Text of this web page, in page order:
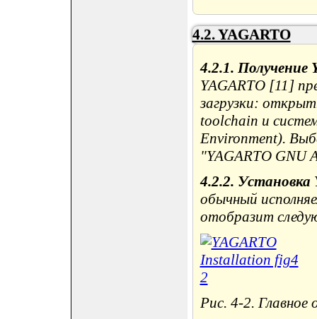
4.2. YAGARTO
4.2.1. Получение
YAGARTO [11]
загрузки:
toolchain и
Environment).
"YAGARTO GNU
4.2.2. Установка
обычный
отобразит
Рис. 4-2. Главное